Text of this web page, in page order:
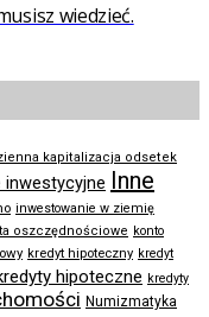
wiedzieć.
kapitalizacja odsetek
Inne
inwestowanie w ziemię
oszczędnościowe konto
kredyt hipoteczny kredyt
hipoteczne kredyty
Numizmatyka